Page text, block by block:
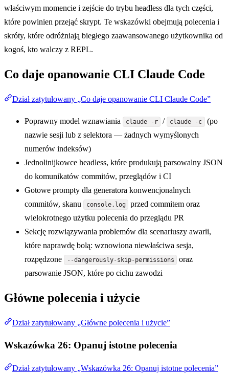
właściwym momencie i zejście do trybu headless dla tych części,
które powinien przejąć skrypt. Te wskazówki obejmują polecenia i
skróty, które odróżniają biegłego zaawansowanego użytkownika od
kogoś, kto walczy z REPL.
Co daje opanowanie CLI Claude Code
Dział zatytułowany „Co daje opanowanie CLI Claude Code”
Poprawny model wznawiania claude -r / claude -c
(po
nazwie sesji lub z selektora — żadnych wymyślonych
numerów indeksów)
Jednolinijkowce headless, które produkują parsowalny JSON
do komunikatów commitów, przeglądów i CI
Gotowe prompty dla generatora konwencjonalnych
commitów, skanu
console.log
przed commitem oraz
wielokrotnego użytku polecenia do przeglądu PR
Sekcję rozwiązywania problemów dla scenariuszy awarii,
które naprawdę bolą: wznowiona niewłaściwa sesja,
rozpędzone
--dangerously-skip-permissions
oraz
parsowanie JSON, które po cichu zawodzi
Główne polecenia i użycie
Dział zatytułowany „Główne polecenia i użycie”
Wskazówka 26: Opanuj istotne polecenia
Dział zatytułowany „Wskazówka 26: Opanuj istotne polecenia”